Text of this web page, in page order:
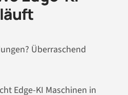
Überraschend
Edge-KI Maschinen in